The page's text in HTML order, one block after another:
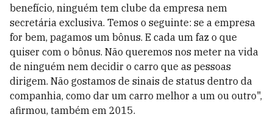
benefício, ninguém tem clube da empresa nem
secretária exclusiva. Temos o seguinte: se a empresa
for bem, pagamos um bônus. E cada um faz o que
quiser com o bônus. Não queremos nos meter na vida
de ninguém nem decidir o carro que as pessoas
dirigem. Não gostamos de sinais de status dentro da
companhia, como dar um carro melhor a um ou outro",
afirmou, também em 2015.